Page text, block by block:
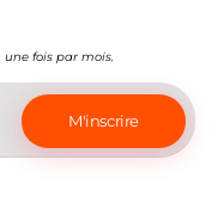
fois par mois.